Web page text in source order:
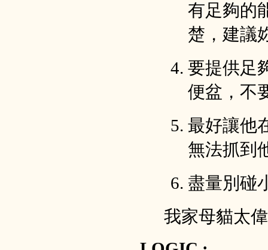
有足夠的
楚，建議
要提供足
便盆，不
最好讓他
無法抓到
盡量別碰
我家母貓太